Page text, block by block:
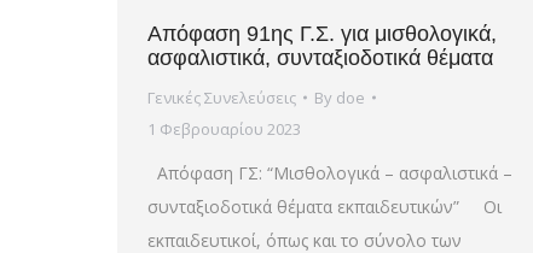
Απόφαση 91ης Γ.Σ. για μισθολογικά,
ασφαλιστικά, συνταξιοδοτικά θέματα
Γενικές Συνελεύσεις By doe
1 Φεβρουαρίου 2023
Απόφαση ΓΣ: “Μισθολογικά – ασφαλιστικά –
συνταξιοδοτικά θέματα εκπαιδευτικών” Οι
εκπαιδευτικοί, όπως και το σύνολο των